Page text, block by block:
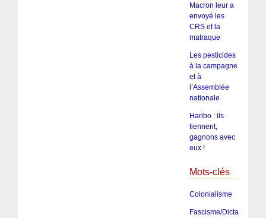
Macron leur a
envoyé les
CRS et la
matraque
Les pesticides
à la campagne
et à
l’Assemblée
nationale
Haribo : ils
tiennent,
gagnons avec
eux !
Mots-clés
Colonialisme
Fascisme/Dictature/